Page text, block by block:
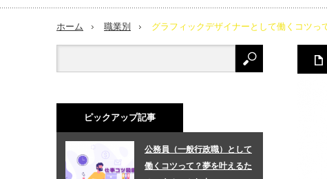
ホーム 職業別 グラフィックデザイナーとして働くコツっ
ピックアップ記事
公務員（一般行政職）として
働くコツって？夢を叶えるた